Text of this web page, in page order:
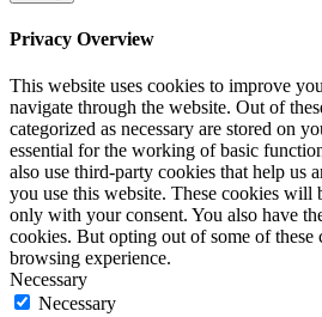
Privacy Overview
This website uses cookies to improve
navigate through the website. Out of
categorized as necessary are stored on
essential for the working of basic
also use third-party cookies that help us
you use this website. These cookies will
only with your consent. You also have
cookies. But opting out of some of these
browsing experience.
Necessary
Necessary